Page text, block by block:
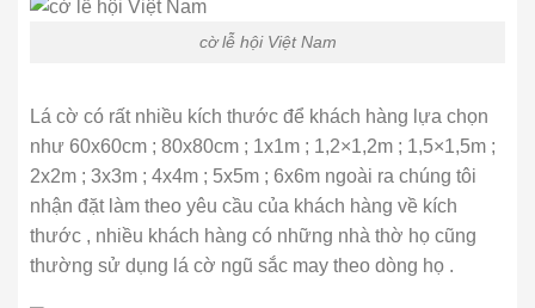
cờ lễ hội Việt Nam
Lá cờ có rất nhiều kích thước để khách hàng lựa chọn
như 60x60cm ; 80x80cm ; 1x1m ; 1,2×1,2m ; 1,5×1,5m ;
2x2m ; 3x3m ; 4x4m ; 5x5m ; 6x6m ngoài ra chúng tôi
nhận đặt làm theo yêu cầu của khách hàng về kích
thước , nhiều khách hàng có những nhà thờ họ cũng
thường sử dụng lá cờ ngũ sắc may theo dòng họ .